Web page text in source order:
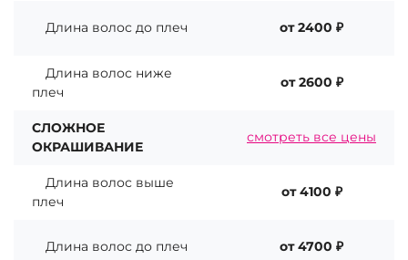
Длина волос до плеч от 2400 ₽
Длина волос ниже
плеч
от 2600 ₽
СЛОЖНОЕ
ОКРАШИВАНИЕ
смотреть все цены
Длина волос выше
плеч
от 4100 ₽
Длина волос до плеч от 4700 ₽